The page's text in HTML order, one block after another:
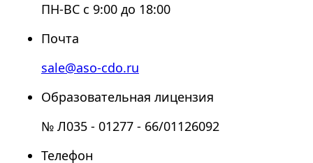
ПН-ВС с 9:00 до 18:00
Почта
sale@aso-cdo.ru
Образовательная лицензия
№ Л035 - 01277 - 66/01126092
Телефон